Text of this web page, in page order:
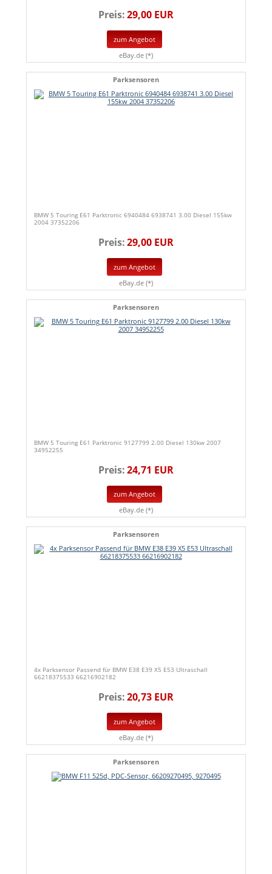
Preis:29,00 EUR
zum Angebot
eBay.de (*)
Parksensoren
BMW 5 Touring E61 Parktronic 6940484 6938741 3.00 Diesel 155kw
2004 37352206
Preis:29,00 EUR
zum Angebot
eBay.de (*)
Parksensoren
BMW 5 Touring E61 Parktronic 9127799 2.00 Diesel 130kw 2007
34952255
Preis:24,71 EUR
zum Angebot
eBay.de (*)
Parksensoren
4x Parksensor Passend für BMW E38 E39 X5 E53 Ultraschall
66218375533 66216902182
Preis:20,73 EUR
zum Angebot
eBay.de (*)
Parksensoren